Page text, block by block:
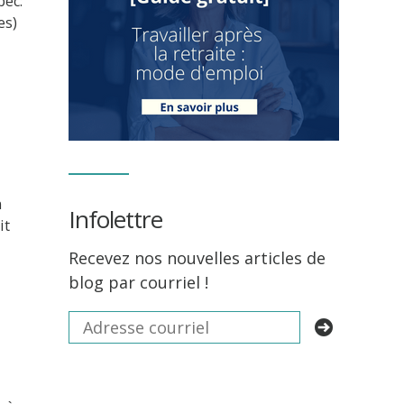
Infolettre
Recevez nos nouvelles articles de
blog par courriel !